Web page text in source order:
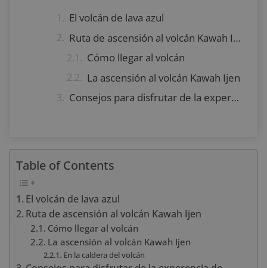
El volcán de lava azul
Ruta de ascensión al volcán Kawah Ijen
Cómo llegar al volcán
La ascensión al volcán Kawah Ijen
Consejos para disfrutar de la experencia de ascender y contemplar el volcán Kawah Ijen
Table of Contents
El volcán de lava azul
Ruta de ascensión al volcán Kawah Ijen
Cómo llegar al volcán
La ascensión al volcán Kawah Ijen
En la caldera del volcán